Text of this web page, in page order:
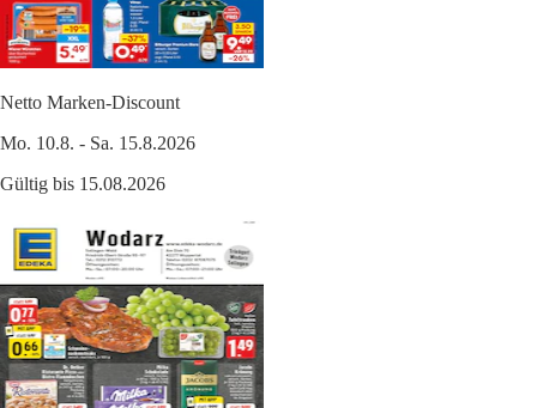
Netto Marken-Discount
Mo. 10.8. - Sa. 15.8.2026
Gültig bis 15.08.2026